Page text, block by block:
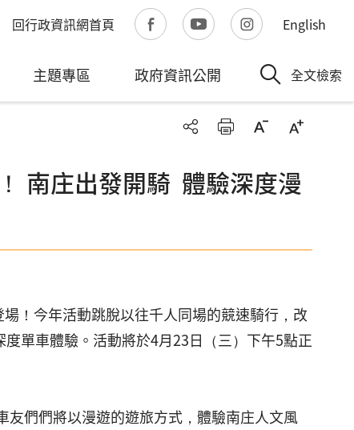
回行政資訊網首頁 English
主題專區 政府資訊公開 全文檢索
南庄出發開騎 體驗深度漫
！今年活動跳脫以往千人同場的競速騎行，改
單車體驗。活動將於4月23日（三）下午5點正
們們將以漫遊的遊旅方式，體驗南庄人文風